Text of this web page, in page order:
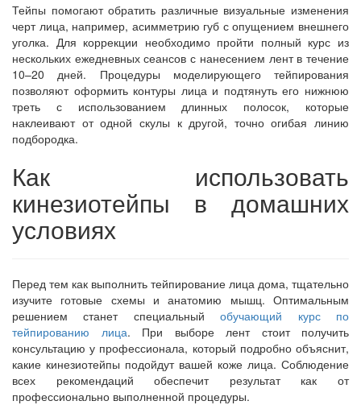
Тейпы помогают обратить различные визуальные изменения
черт лица, например, асимметрию губ с опущением внешнего
уголка. Для коррекции необходимо пройти полный курс из
нескольких ежедневных сеансов с нанесением лент в течение
10–20 дней. Процедуры моделирующего тейпирования
позволяют оформить контуры лица и подтянуть его нижнюю
треть с использованием длинных полосок, которые
наклеивают от одной скулы к другой, точно огибая линию
подбородка.
Как использовать
кинезиотейпы в домашних
условиях
Перед тем как выполнить тейпирование лица дома, тщательно
изучите готовые схемы и анатомию мышц. Оптимальным
решением станет специальныйобучающий курс по
тейпированию лица. При выборе лент стоит получить
консультацию у профессионала, который подробно объяснит,
какие кинезиотейпы подойдут вашей коже лица. Соблюдение
всех рекомендаций обеспечит результат как от
профессионально выполненной процедуры.